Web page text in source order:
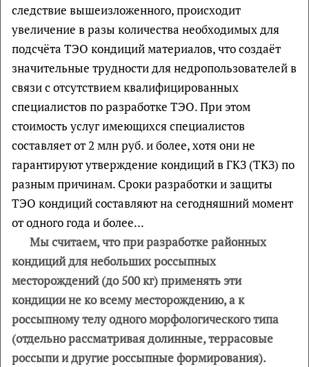
следствие вышеизложенного, происходит
увеличение в разы количества необходимых для
подсчёта ТЭО кондиций материалов, что создаёт
значительные трудности для недропользователей в
связи с отсутствием квалифицированных
специалистов по разработке ТЭО. При этом
стоимость услуг имеющихся специалистов
составляет от 2 млн руб. и более, хотя они не
гарантируют утверждение кондиций в ГКЗ (ТКЗ) по
разным причинам. Сроки разработки и защиты
ТЭО кондиций составляют на сегодняшний момент
от одного года и более...
Мы считаем, что при разработке районных
кондиций для небольших россыпных
месторождений (до 500 кг) применять эти
кондиции не ко всему месторождению, а к
россыпному телу одного морфологического типа
(отдельно рассматривая долинные, террасовые
россыпи и другие россыпные формирования).